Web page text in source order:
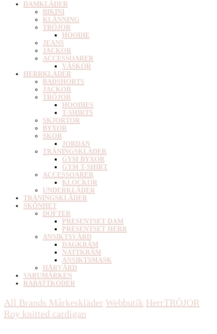
DAMKLÄDER
BIKINI
KLÄNNING
TRÖJOR
HOODIE
JEANS
JACKOR
ACCESSOARER
VÄSKOR
HERRKLÄDER
BADSHORTS
JACKOR
TRÖJOR
HOODIES
T-SHIRTS
SKJORTOR
BYXOR
SKOR
JORDAN
TRÄNINGSKLÄDER
GYM BYXOR
GYM T-SHIRT
ACCESSOARER
KLOCKOR
UNDERKLÄDER
TRÄNINGSKLÄDER
SKÖNHET
DOFTER
PRESENTSET DAM
PRESENTSET HERR
ANSIKTSVÅRD
DAGKRÄM
NATTKRÄM
ANSIKTSMASK
HÅRVÅRD
VARUMÄRKEN
RABATTKODER
All Brands Mårkeskläder Webbutik HerrTRÖJOR
Roy knitted cardigan